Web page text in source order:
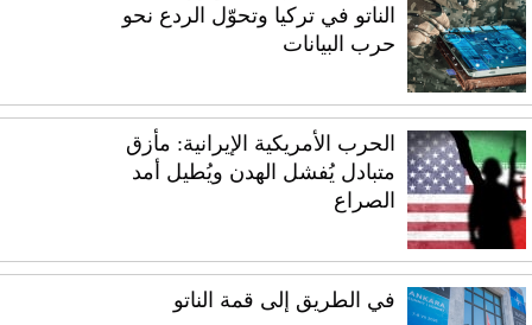
الناتو في تركيا وتحوّل الردع نحو
حرب البيانات
الحرب الأمريكية الإيرانية: مأزق
متبادل يُفشل الهدن ويُطيل أمد
الصراع
في الطريق إلى قمة الناتو